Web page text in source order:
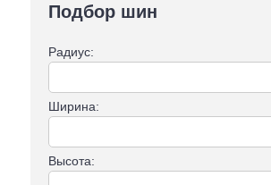
Подбор шин
Радиус:
Ширина:
Высота: